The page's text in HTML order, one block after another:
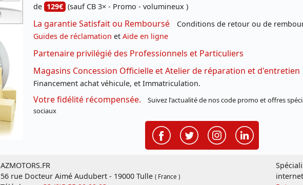
de 129€ (sauf CB 3× - Promo - volumineux )
La garantie Satisfait ou Remboursé
Conditions de retour ou de
Guides de réclamation et Aide en ligne
Partenaire privilégié des Professionnels et Particuliers
Magasins Concession Officielle et Atelier de réparation et d'entretien
Financement achat véhicule, et Immatriculation.
Votre fidélité récompensée.
Suivez l'actualité de nos code promo et offres
sociaux
AZMOTORS.FR
56 rue Docteur Aimé Audubert - 19000 Tulle ( France )